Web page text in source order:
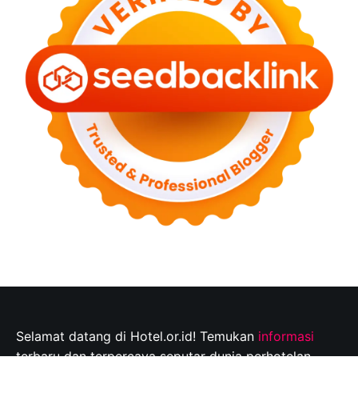
Selamat datang di Hotel.or.id! Temukan informasi
terbaru dan terpercaya seputar dunia perhotelan,